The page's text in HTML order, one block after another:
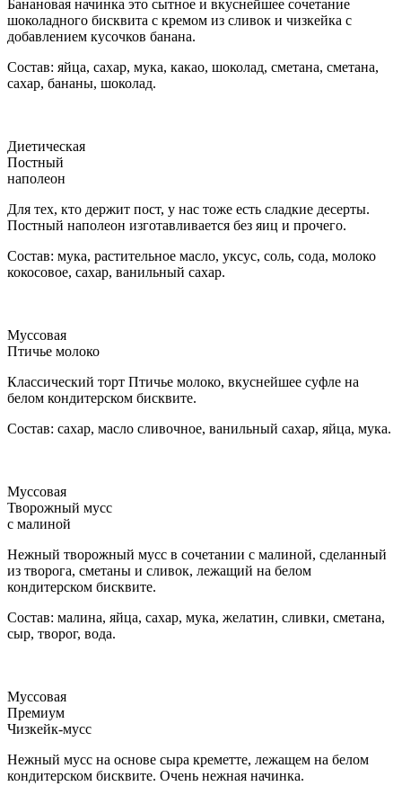
Банановая начинка это сытное и вкуснейшее сочетание
шоколадного бисквита с кремом из сливок и чизкейка с
добавлением кусочков банана.
Состав: яйца, сахар, мука, какао, шоколад, сметана, сметана,
сахар, бананы, шоколад.
Диетическая
Постный
наполеон
Для тех, кто держит пост, у нас тоже есть сладкие десерты.
Постный наполеон изготавливается без яиц и прочего.
Состав: мука, растительное масло, уксус, соль, сода, молоко
кокосовое, сахар, ванильный сахар.
Муссовая
Птичье молоко
Классический торт Птичье молоко, вкуснейшее суфле на
белом кондитерском бисквите.
Состав: сахар, масло сливочное, ванильный сахар, яйца, мука.
Муссовая
Творожный мусс
с малиной
Нежный творожный мусс в сочетании с малиной, сделанный
из творога, сметаны и сливок, лежащий на белом
кондитерском бисквите.
Состав: малина, яйца, сахар, мука, желатин, сливки, сметана,
сыр, творог, вода.
Муссовая
Премиум
Чизкейк-мусс
Нежный мусс на основе сыра креметте, лежащем на белом
кондитерском бисквите. Очень нежная начинка.